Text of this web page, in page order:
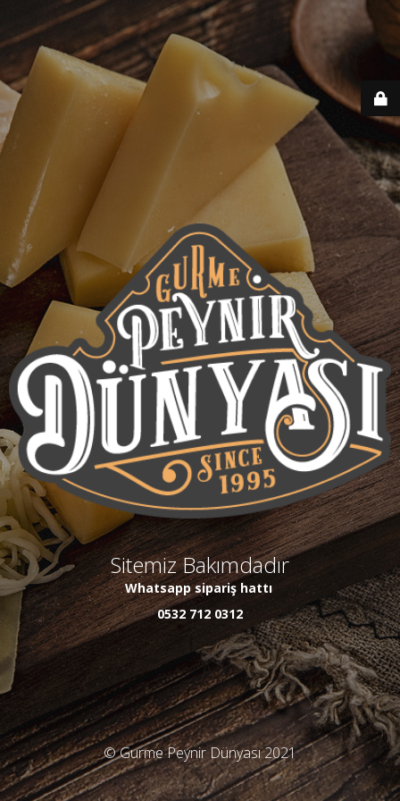
Sitemiz Bakımdadır
Whatsapp sipariş hattı
0532 712 0312
© Gurme Peynir Dünyası 2021